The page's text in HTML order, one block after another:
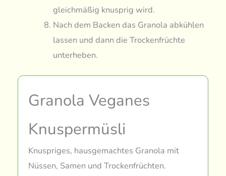
gleichmäßig knusprig wird.
Nach dem Backen das Granola abkühlen
lassen und dann die Trockenfrüchte
unterheben.
Granola Veganes
Knuspermüsli
Knuspriges, hausgemachtes Granola mit
Nüssen, Samen und Trockenfrüchten.